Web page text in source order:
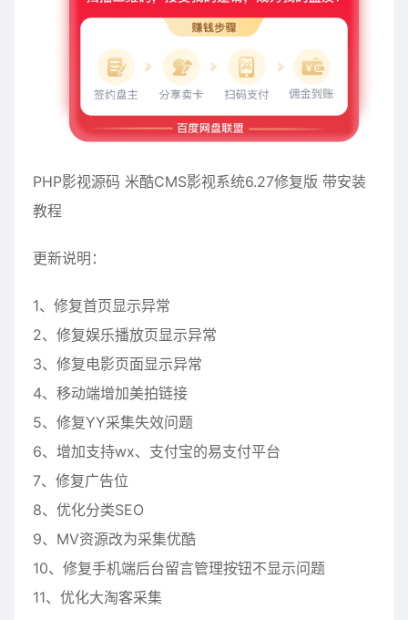
PHP影视源码 米酷CMS影视系统6.27修复版 带安装
教程
更新说明：
1、修复首页显示异常
2、修复娱乐播放页显示异常
3、修复电影页面显示异常
4、移动端增加美拍链接
5、修复YY采集失效问题
6、增加支持wx、支付宝的易支付平台
7、修复广告位
8、优化分类SEO
9、MV资源改为采集优酷
10、修复手机端后台留言管理按钮不显示问题
11、优化大淘客采集